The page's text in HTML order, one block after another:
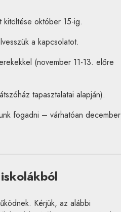
kitöltése október 15-ig.
a kapcsolatot.
(november 11-13. előre
tapasztalatai alapján).
fogadni – várhatóan december
Kérjük, az alábbi